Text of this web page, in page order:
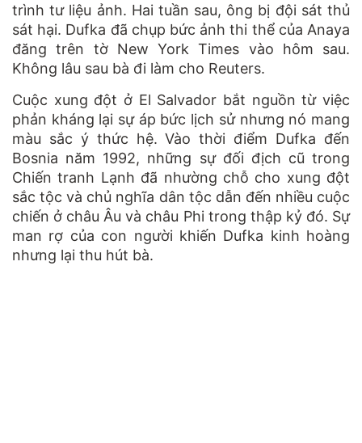
trình tư liệu ảnh. Hai tuần sau, ông bị đội sát thủ
sát hại. Dufka đã chụp bức ảnh thi thể của Anaya
đăng trên tờ New York Times vào hôm sau.
Không lâu sau bà đi làm cho Reuters.
Cuộc xung đột ở El Salvador bắt nguồn từ việc
phản kháng lại sự áp bức lịch sử nhưng nó mang
màu sắc ý thức hệ. Vào thời điểm Dufka đến
Bosnia năm 1992, những sự đối địch cũ trong
Chiến tranh Lạnh đã nhường chỗ cho xung đột
sắc tộc và chủ nghĩa dân tộc dẫn đến nhiều cuộc
chiến ở châu Âu và châu Phi trong thập kỷ đó. Sự
man rợ của con người khiến Dufka kinh hoàng
nhưng lại thu hút bà.